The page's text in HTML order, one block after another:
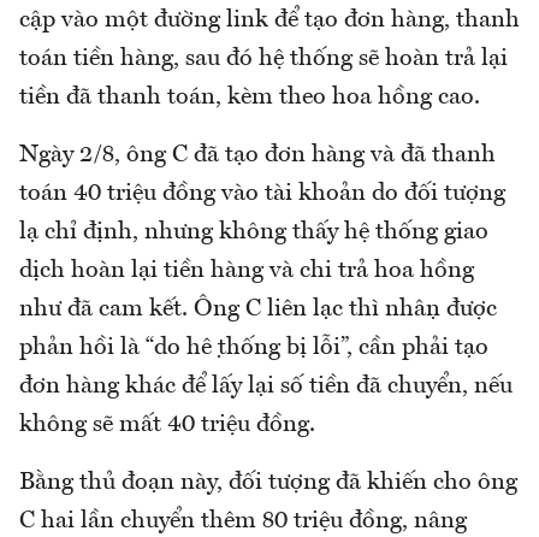
cập vào một đường link để tạo đơn hàng, thanh
toán tiền hàng, sau đó hệ thống sẽ hoàn trả lại
tiền đã thanh toán, kèm theo hoa hồng cao.
Ngày 2/8, ông C đã tạo đơn hàng và đã thanh
toán 40 triệu đồng vào tài khoản do đối tượng
lạ chỉ định, nhưng không thấy hệ thống giao
dịch hoàn lại tiền hàng và chi trả hoa hồng
như đã cam kết. Ông C liên lạc thì nhận được
phản hồi là “do hệ thống bị lỗi”, cần phải tạo
đơn hàng khác để lấy lại số tiền đã chuyển, nếu
không sẽ mất 40 triệu đồng.
Bằng thủ đoạn này, đối tượng đã khiến cho ông
C hai lần chuyển thêm 80 triệu đồng, nâng